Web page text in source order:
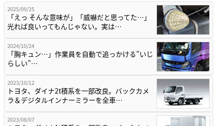
2025/09/25
「えっ そんな意味が」「威嚇だと思ってた…」
光れば良いってもんじゃない。実は…
2024/10/24
「胸キュン…」作業員を自動で追っかける”いじ
らしい”…
2023/10/12
トヨタ、ダイナ2t積系を一部改良。バックカメ
ラ＆デジタルインナーミラーを全車…
2023/08/07